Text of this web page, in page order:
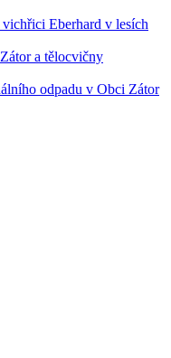
Eberhard v lesích
a tělocvičny
odpadu v Obci Zátor